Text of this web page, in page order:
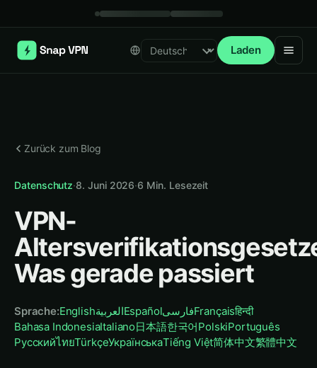
Select language Laden
Zurück zum Blog
Datenschutz·8. Juni 2026·6 Min. Lesezeit
VPN-
Was gerade passiert
Sprache:EnglishالعربيةEspañolفارسیFrançaisहिन्दी
Bahasa IndonesiaItaliano日本語한국어PolskiPortuguês
РусскийไทยTürkçeУкраїнськаTiếng Việt简体中文繁體中文